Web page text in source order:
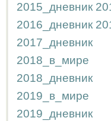
2015_дневник
2016_дневник
2017_дневник
2018_в_мире
2018_дневник
2019_в_мире
2019_дневник